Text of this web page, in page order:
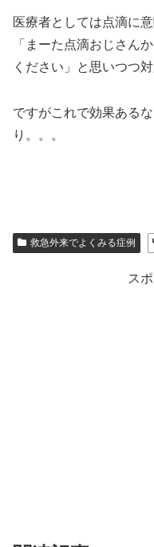
医療者としては点滴に
「まーた点滴おじさん
ください」と思いつつ
ですがこれで効果ある
り。。。
救急外来でよくみる症例
ス